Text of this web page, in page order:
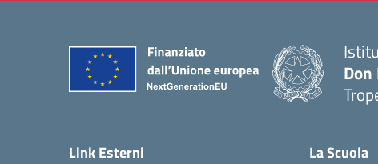
Link Esterni La Scuola